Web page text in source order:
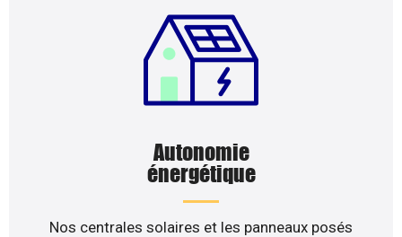
Autonomie
énergétique
Nos centrales solaires et les panneaux posés